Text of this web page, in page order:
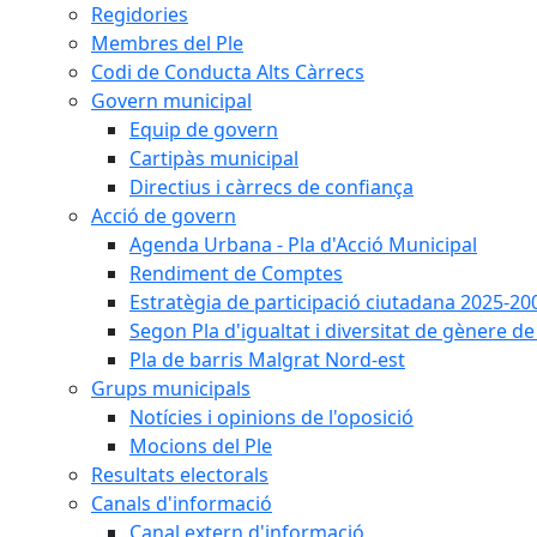
Regidories
Membres del Ple
Codi de Conducta Alts Càrrecs
Govern municipal
Equip de govern
Cartipàs municipal
Directius i càrrecs de confiança
Acció de govern
Agenda Urbana - Pla d'Acció Municipal
Rendiment de Comptes
Estratègia de participació ciutadana 2025-
Segon Pla d'igualtat i diversitat de gènere
Pla de barris Malgrat Nord-est
Grups municipals
Notícies i opinions de l'oposició
Mocions del Ple
Resultats electorals
Canals d'informació